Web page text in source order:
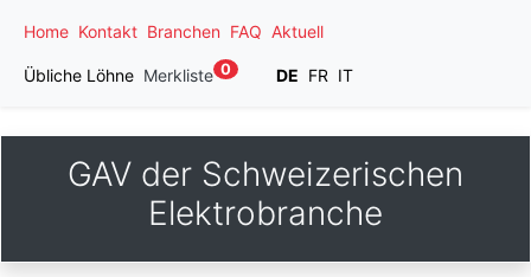
Home Kontakt Branchen FAQ Aktuell
Übliche Löhne Merkliste 0 DE FR IT
GAV der Schweizerischen
Elektrobranche